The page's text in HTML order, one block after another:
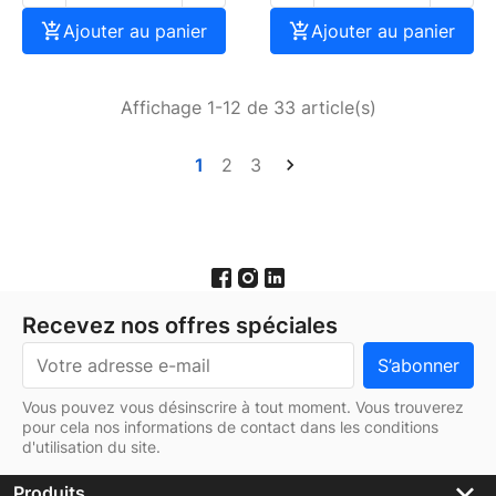
Ajouter au panier
Ajouter au panier
Affichage 1-12 de 33 article(s)
1 2 3 
Recevez nos offres spéciales
Vous pouvez vous désinscrire à tout moment. Vous trouverez
pour cela nos informations de contact dans les conditions
d'utilisation du site.